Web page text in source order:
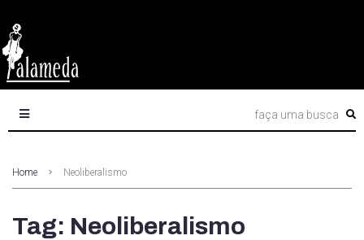
Home Neoliberalismo
Tag: Neoliberalismo